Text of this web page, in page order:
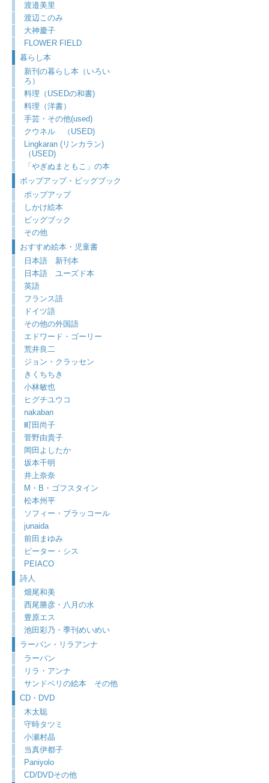
渡邉美里
渡辺このみ
大神慶子
FLOWER FIELD
暮らし本
新刊の暮らし本（いろい
ろ）
料理（USEDの和書)
料理（洋書）
手芸・その他(used)
クウネル （USED)
Lingkaran (リンカラン)
（USED)
「やぎぬまともこ」の本
ポップアップ・ビッグブック
ポップアップ
しかけ絵本
ビッグブック
その他
おすすめ絵本・児童書
日本語 新刊本
日本語 ユーズド本
英語
フランス語
ドイツ語
その他の外国語
エドワード・ゴーリー
荒井良二
ジョン・クラッセン
きくちちき
小林敏也
ヒグチユウコ
nakaban
町田尚子
菅野由貴子
岡田よしたか
坂本千明
井上奈奈
M・B・ゴフスタイン
松本州平
ソフィー・ブラッコール
junaida
前田まゆみ
ピーター・シス
PEIACO
詩人
畑尾和美
西尾勝彦・八月の水
豊原エス
池田彩乃・季刊めいめい
ラーバン・リラアンナ
ラーバン
リラ・アンナ
サンドベリの絵本 その他
CD・DVD
木太聡
守時タツミ
小瀬村晶
当真伊都子
Paniyolo
CD/DVDその他